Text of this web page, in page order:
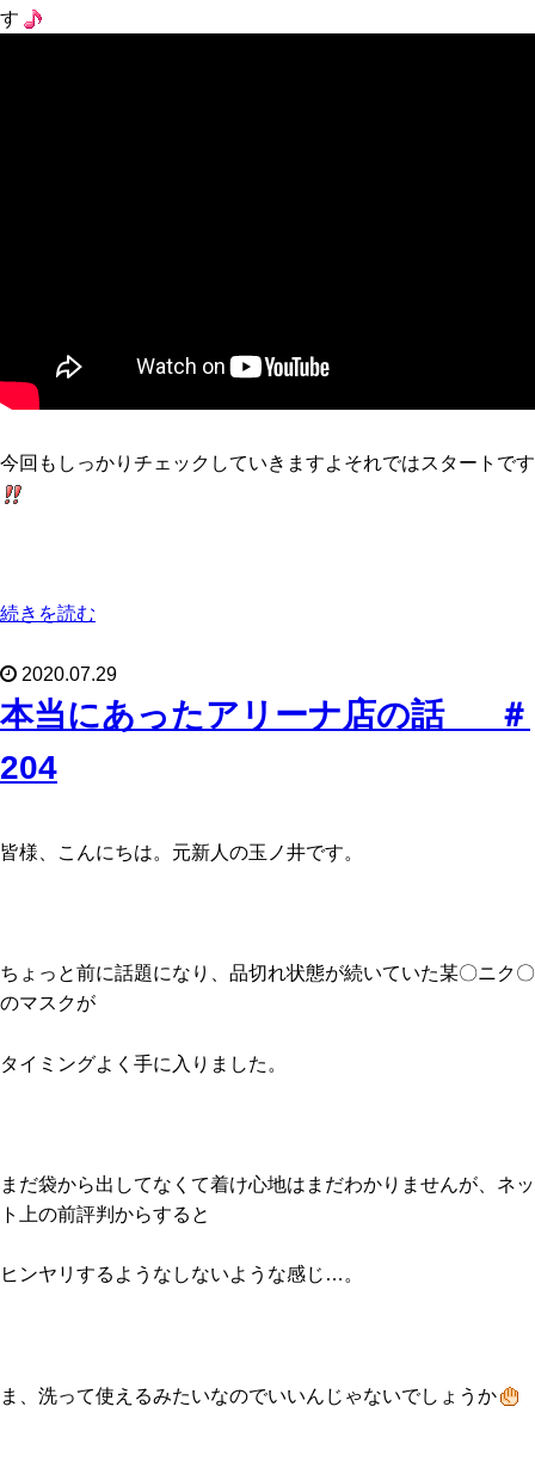
す
今回もしっかりチェックしていきますよそれではスタートです
続きを読む
2020.07.29
本当にあったアリーナ店の話 ＃
204
皆様、こんにちは。元新人の玉ノ井です。
ちょっと前に話題になり、品切れ状態が続いていた某〇ニク〇
のマスクが
タイミングよく手に入りました。
まだ袋から出してなくて着け心地はまだわかりませんが、ネッ
ト上の前評判からすると
ヒンヤリするようなしないような感じ…。
ま、洗って使えるみたいなのでいいんじゃないでしょうか